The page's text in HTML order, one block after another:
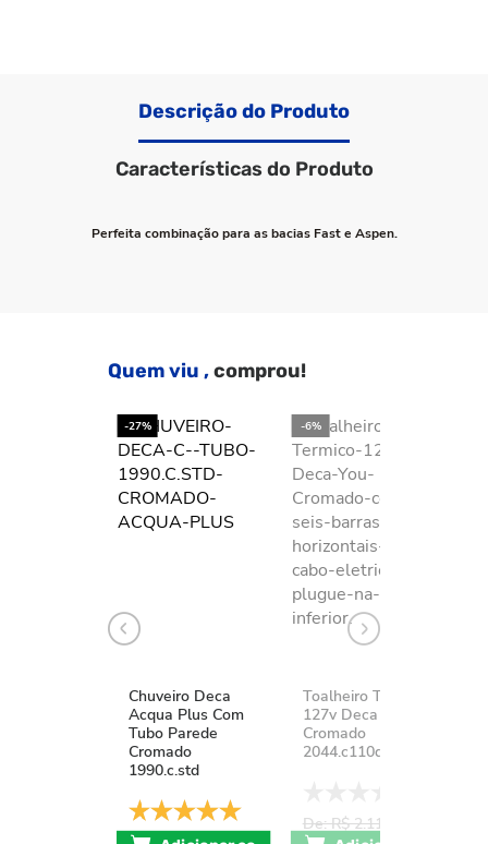
Descrição do Produto
Características do Produto
Perfeita combinação para as bacias Fast e Aspen.
Quem viu ,comprou!
-27%
Chuveiro Deca
Acqua Plus Com
Tubo Parede
Cromado
1990.c.std
-6%
Toalheiro Térmico
127v Deca You
Cromado
2044.c110d.aqc
De: R$ 2.111,37